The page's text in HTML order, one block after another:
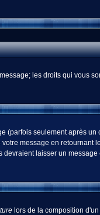
les droits qui vous
(parfois seulement après un
message en retournant
laisser un
lors de la composition